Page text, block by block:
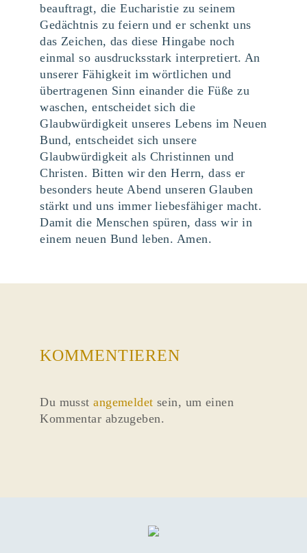
beauftragt, die Eucharistie zu seinem
Gedächtnis zu feiern und er schenkt uns
das Zeichen, das diese Hingabe noch
einmal so ausdrucksstark interpretiert. An
unserer Fähigkeit im wörtlichen und
übertragenen Sinn einander die Füße zu
waschen, entscheidet sich die
Glaubwürdigkeit unseres Lebens im Neuen
Bund, entscheidet sich unsere
Glaubwürdigkeit als Christinnen und
Christen. Bitten wir den Herrn, dass er
besonders heute Abend unseren Glauben
stärkt und uns immer liebesfähiger macht.
Damit die Menschen spüren, dass wir in
einem neuen Bund leben. Amen.
KOMMENTIEREN
Du musstangemeldet sein, um einen
Kommentar abzugeben.